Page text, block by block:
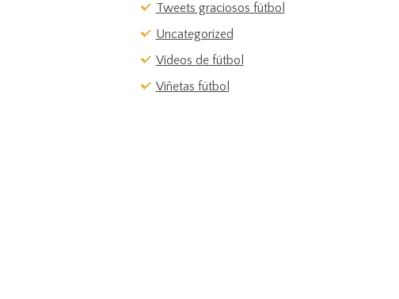
Tweets graciosos fútbol
Uncategorized
Vídeos de fútbol
Viñetas fútbol